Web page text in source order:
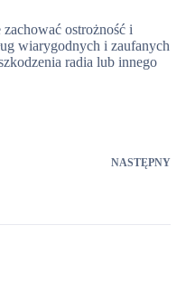
ostrożność i
wiarygodnych i zaufanych
radia lub innego
NASTĘPNY